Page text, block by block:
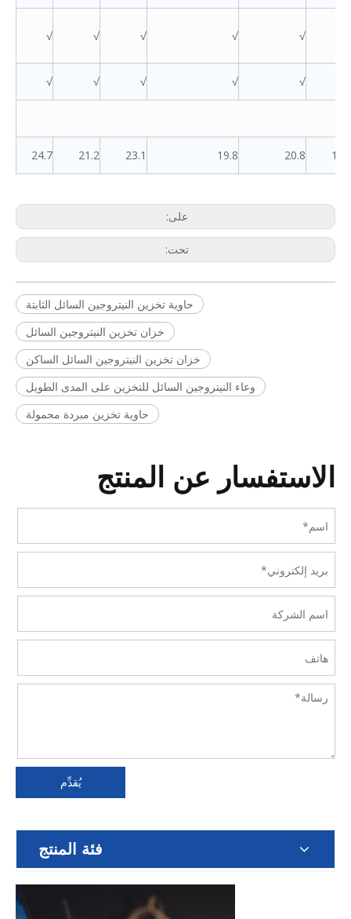
√
√
√
√
√
√
√
√
√
√
20.8
19.8
23.1
21.2
24.7
على:
تحت:
حاوية تخزين النيتروجين السائل الثابتة
خزان تخزين النيتروجين السائل
خزان تخزين النيتروجين السائل الساكن
وعاء النيتروجين السائل للتخزين على المدى الطويل
حاوية تخزين مبردة محمولة
الاستفسار عن المنتج
يُقدِّم
فئة المنتج